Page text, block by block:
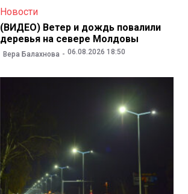
Новости
(ВИДЕО) Ветер и дождь повалили
деревья на севере Молдовы
Вера Балахнова 06.08.2026 18:50